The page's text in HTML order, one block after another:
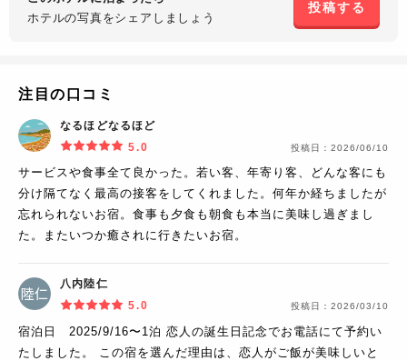
ホテルの写真をシェアしましょう
投稿する
注目の口コミ
なるほどなるほど
5.0
投稿日： 2026/06/10
サービスや食事全て良かった。若い客、年寄り客、どんな客にも
分け隔てなく最高の接客をしてくれました。何年か経ちましたが
忘れられないお宿。食事も夕食も朝食も本当に美味し過ぎまし
た。またいつか癒されに行きたいお宿。
八内陸仁
5.0
投稿日： 2026/03/10
宿泊日 2025/9/16〜1泊 恋人の誕生日記念でお電話にて予約い
たしました。 この宿を選んだ理由は、恋人がご飯が美味しいと